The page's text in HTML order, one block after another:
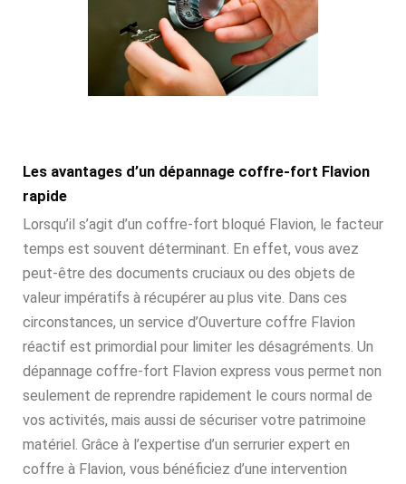
Les avantages d’un dépannage coffre-fort Flavion
rapide
Lorsqu’il s’agit d’un coffre-fort bloqué Flavion, le facteur
temps est souvent déterminant. En effet, vous avez
peut-être des documents cruciaux ou des objets de
valeur impératifs à récupérer au plus vite. Dans ces
circonstances, un service d’Ouverture coffre Flavion
réactif est primordial pour limiter les désagréments. Un
dépannage coffre-fort Flavion express vous permet non
seulement de reprendre rapidement le cours normal de
vos activités, mais aussi de sécuriser votre patrimoine
matériel. Grâce à l’expertise d’un serrurier expert en
coffre à Flavion, vous bénéficiez d’une intervention